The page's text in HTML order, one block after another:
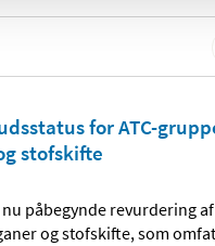
for ATC-
stofskifte
påbegynde revurdering af
og stofskifte, som